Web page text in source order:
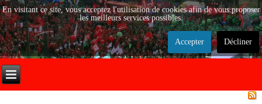
En visitant ce site, vous acceptez l'utilisation de cookies afin de vous proposer
les meilleurs services possibles.
Accepter Décliner